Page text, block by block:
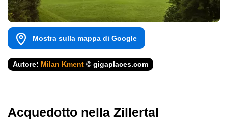
Mostra sulla mappa di Google
Autore: Milan Kment © gigaplaces.com
Acquedotto nella Zillertal